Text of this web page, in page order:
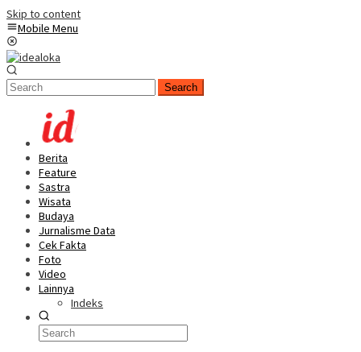
Skip to content
Mobile Menu
Search
Berita
Feature
Sastra
Wisata
Budaya
Jurnalisme Data
Cek Fakta
Foto
Video
Lainnya
Indeks